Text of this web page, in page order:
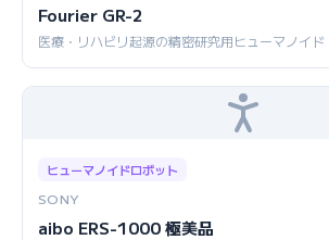
Fourier GR-2
医療・リハビリ起源の精密研究用ヒューマノイド
ヒューマノイドロボット
SONY
aibo ERS-1000 極美品